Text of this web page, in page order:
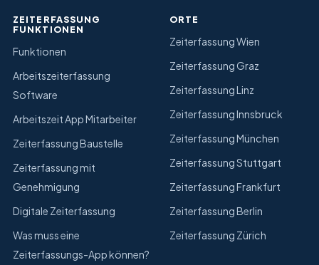
ZEITERFASSUNG
FUNKTIONEN
Funktionen
Arbeitszeiterfassung
Software
Arbeitszeit App Mitarbeiter
Zeiterfassung Baustelle
Zeiterfassung mit
Genehmigung
Digitale Zeiterfassung
Was muss eine
Zeiterfassungs-App können?
ORTE
Zeiterfassung Wien
Zeiterfassung Graz
Zeiterfassung Linz
Zeiterfassung Innsbruck
Zeiterfassung München
Zeiterfassung Stuttgart
Zeiterfassung Frankfurt
Zeiterfassung Berlin
Zeiterfassung Zürich